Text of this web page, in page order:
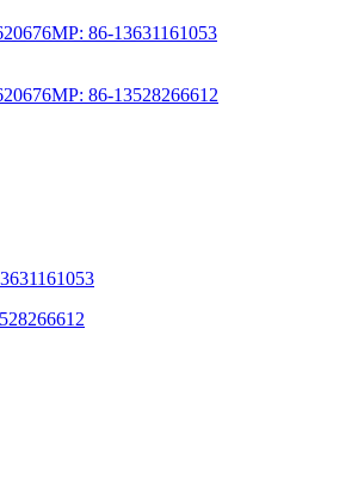
MP: 86-13631161053
MP: 86-13528266612